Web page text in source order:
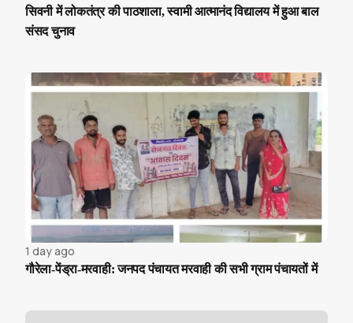
सिवनी में लोकतंत्र की पाठशाला, स्वामी आत्मानंद विद्यालय में हुआ बाल
संसद चुनाव
1 day ago
गौरेला-पेंड्रा-मरवाही: जनपद पंचायत मरवाही की सभी ग्राम पंचायतों में